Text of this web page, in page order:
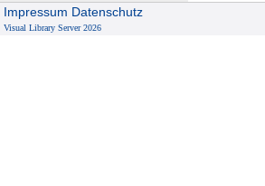
Impressum Datenschutz
Visual Library Server 2026